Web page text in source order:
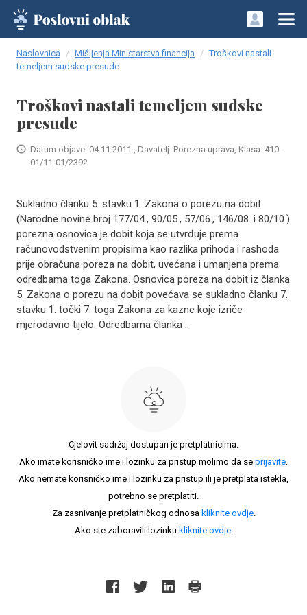
Naslovnica Mišljenja Ministarstva financija
Troškovi nastali
temeljem sudske presude
Troškovi nastali temeljem sudske
presude
Datum objave: 04.11.2011., Davatelj: Porezna uprava, Klasa: 410-
01/11-01/2392
​Sukladno članku 5. stavku 1. Zakona o porezu na dobit
(Narodne novine broj 177/04., 90/05., 57/06., 146/08. i 80/10.)
porezna osnovica je dobit koja se utvrđuje prema
računovodstvenim propisima kao razlika prihoda i rashoda
prije obračuna poreza na dobit, uvećana i umanjena prema
odredbama toga Zakona. Osnovica poreza na dobit iz članka
5. Zakona o porezu na dobit povećava se sukladno članku 7.
stavku 1. točki 7. toga Zakona za kazne koje izriče
mjerodavno tijelo. Odredbama članka ..
Cjelovit sadržaj dostupan je pretplatnicima.
Ako imate korisničko ime i lozinku za pristup molimo da se prijavite.
Ako nemate korisničko ime i lozinku za pristup ili je pretplata istekla,
potrebno se pretplatiti.
Za zasnivanje pretplatničkog odnosa kliknite ovdje.
Ako ste zaboravili lozinku kliknite ovdje.